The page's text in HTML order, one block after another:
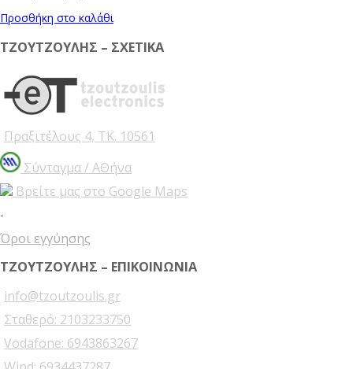
Προσθήκη στο καλάθι
ΤΖΟΥΤΖΟΥΛΗΣ – ΣΧΕΤΙΚΑ
Πραξιτέλους 4, ΤΚ. 10561
Σύνταγμα / ΑΘήνα
Βρείτε μας στο Google Maps
-
Όροι εγγύησης
ΤΖΟΥΤΖΟΥΛΗΣ – ΕΠΙΚΟΙΝΩΝΙΑ
info@tzoutzoulis.gr
Σταθερό: 2103233750
Vodafone: 6943863267